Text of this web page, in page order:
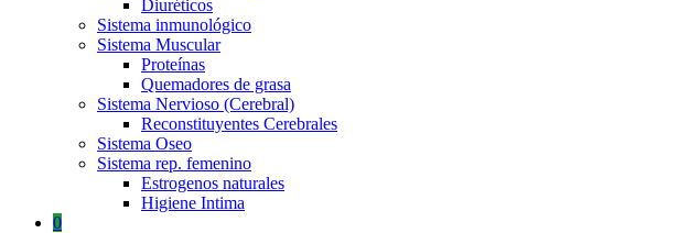
Diuréticos
Sistema inmunológico
Sistema Muscular
Proteínas
Quemadores de grasa
Sistema Nervioso (Cerebral)
Reconstituyentes Cerebrales
Sistema Oseo
Sistema rep. femenino
Estrogenos naturales
Higiene Intima
0